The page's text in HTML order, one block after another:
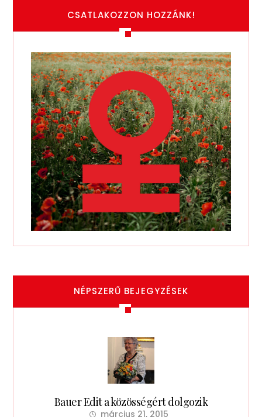
CSATLAKOZZON HOZZÁNK!
NÉPSZERŰ BEJEGYZÉSEK
Bauer Edit a közösségért dolgozik
március 21, 2015